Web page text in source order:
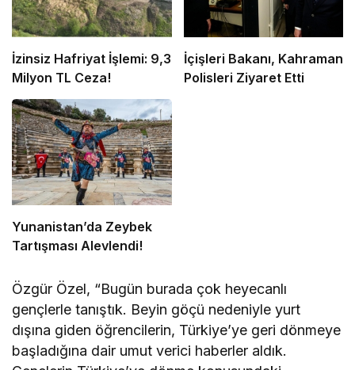
İzinsiz Hafriyat İşlemi: 9,3
Milyon TL Ceza!
İçişleri Bakanı, Kahraman
Polisleri Ziyaret Etti
Yunanistan’da Zeybek
Tartışması Alevlendi!
Özgür Özel, “Bugün burada çok heyecanlı
gençlerle tanıştık. Beyin göçü nedeniyle yurt
dışına giden öğrencilerin, Türkiye’ye geri dönmeye
başladığına dair umut verici haberler aldık.